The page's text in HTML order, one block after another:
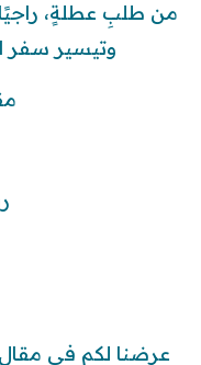
من طلبِ عطلةٍ،
وتيسير سفر